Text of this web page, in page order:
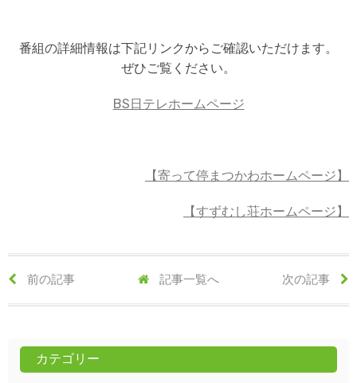
番組の詳細情報は下記リンクからご確認いただけます。
ぜひご覧ください。
BS日テレホームページ
【寄って停まつかわホームページ】
【すずむし荘ホームページ】
前の記事 記事一覧へ 次の記事
カテゴリー